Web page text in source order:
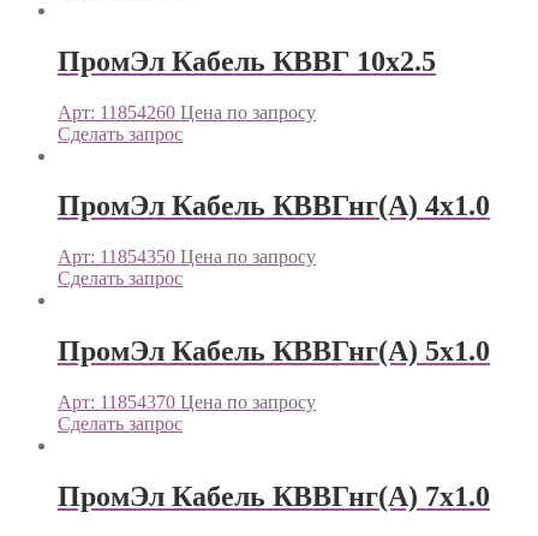
ПромЭл Кабель КВВГ 10х2.5
Арт: 11854260 Цена по запросу
Сделать запрос
ПромЭл Кабель КВВГнг(А) 4х1.0
Арт: 11854350 Цена по запросу
Сделать запрос
ПромЭл Кабель КВВГнг(А) 5х1.0
Арт: 11854370 Цена по запросу
Сделать запрос
ПромЭл Кабель КВВГнг(А) 7х1.0